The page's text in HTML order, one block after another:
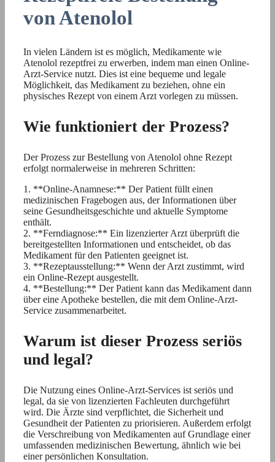
von Atenolol
In vielen Ländern ist es möglich, Medikamente wie
Atenolol rezeptfrei zu erwerben, indem man einen Online-
Arzt-Service nutzt. Dies ist eine bequeme und legale
Möglichkeit, das Medikament zu beziehen, ohne ein
physisches Rezept von einem Arzt vorlegen zu müssen.
Wie funktioniert der Prozess?
Der Prozess zur Bestellung von Atenolol ohne Rezept
erfolgt normalerweise in mehreren Schritten:
1. **Online-Anamnese:** Der Patient füllt einen
medizinischen Fragebogen aus, der Informationen über
seine Gesundheitsgeschichte und aktuelle Symptome
enthält.
2. **Ferndiagnose:** Ein lizenzierter Arzt überprüft die
bereitgestellten Informationen und entscheidet, ob das
Medikament für den Patienten geeignet ist.
3. **Rezeptausstellung:** Wenn der Arzt zustimmt, wird
ein Online-Rezept ausgestellt.
4. **Bestellung:** Der Patient kann das Medikament dann
über eine Apotheke bestellen, die mit dem Online-Arzt-
Service zusammenarbeitet.
Warum ist dieser Prozess seriös
und legal?
Die Nutzung eines Online-Arzt-Services ist seriös und
legal, da sie von lizenzierten Fachleuten durchgeführt
wird. Die Ärzte sind verpflichtet, die Sicherheit und
Gesundheit der Patienten zu priorisieren. Außerdem erfolgt
die Verschreibung von Medikamenten auf Grundlage einer
umfassenden medizinischen Bewertung, ähnlich wie bei
einer persönlichen Konsultation.